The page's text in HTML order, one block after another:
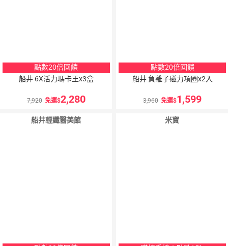
點數20倍回饋
船井 6X活力瑪卡王x3盒
7,920 免運 2,280
點數20倍回饋
船井 負離子磁力項圈x2入
3,960 免運 1,599
船井輕纖醫美館 米寶